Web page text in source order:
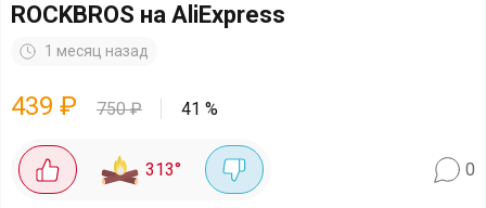
ROCKBROS на AliExpress
1 месяц назад
439 ₽ 750₽ 41 %
313° 0